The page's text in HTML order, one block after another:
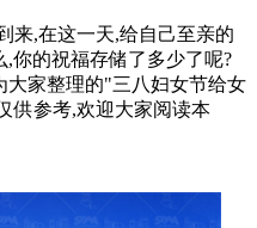
来,在这一天,给自己至亲的
,你的祝福存储了多少了呢?
大家整理的"三八妇女节给女
供参考,欢迎大家阅读本